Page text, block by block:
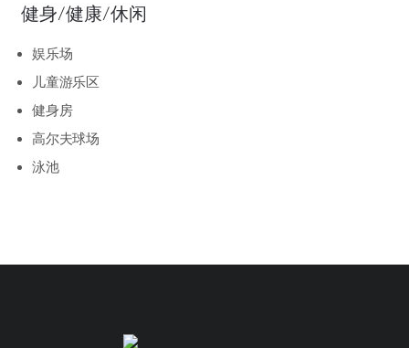
健身/健康/休闲
娱乐场
儿童游乐区
健身房
高尔夫球场
泳池